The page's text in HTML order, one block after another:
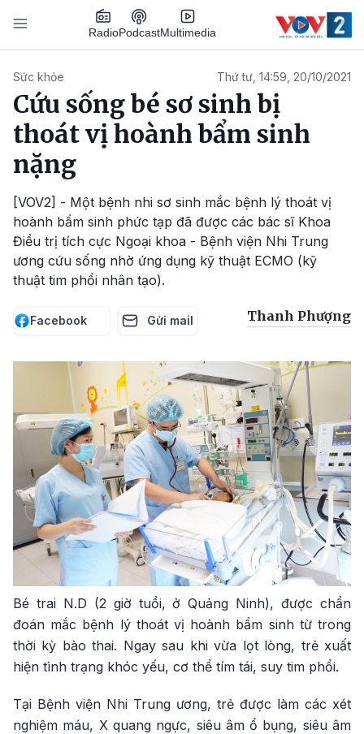
Nhảy đến nội dung
RadioPodcastMultimedia
Sức khỏe Thứ tư, 14:59, 20/10/2021
Cứu sống bé sơ sinh bị
thoát vị hoành bẩm sinh
nặng
[VOV2] - Một bệnh nhi sơ sinh mắc bệnh lý thoát vị
hoành bẩm sinh phức tạp đã được các bác sĩ Khoa
Điều trị tích cực Ngoại khoa - Bệnh viện Nhi Trung
ương cứu sống nhờ ứng dụng kỹ thuật ECMO (kỹ
thuật tim phổi nhân tạo).
Facebook Gửi mail Thanh Phượng
Bé trai N.D (2 giờ tuổi, ở Quảng Ninh), được chẩn
đoán mắc bệnh lý thoát vị hoành bẩm sinh từ trong
thời kỳ bào thai. Ngay sau khi vừa lọt lòng, trẻ xuất
hiện tình trạng khóc yếu, cơ thể tím tái, suy tim phổi.
Tại Bệnh viện Nhi Trung ương, trẻ được làm các xét
nghiệm máu, X quang ngực, siêu âm ổ bụng, siêu âm